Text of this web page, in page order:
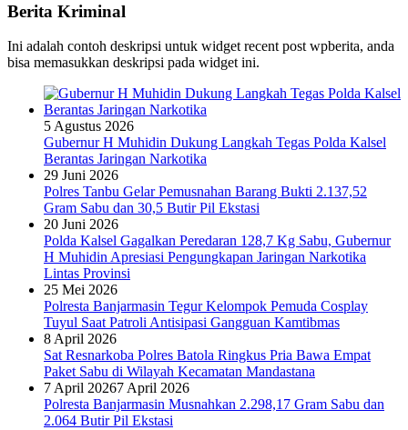
Berita Kriminal
Ini adalah contoh deskripsi untuk widget recent post wpberita, anda
bisa memasukkan deskripsi pada widget ini.
5 Agustus 2026
Gubernur H Muhidin Dukung Langkah Tegas Polda Kalsel
Berantas Jaringan Narkotika
29 Juni 2026
Polres Tanbu Gelar Pemusnahan Barang Bukti 2.137,52
Gram Sabu dan 30,5 Butir Pil Ekstasi
20 Juni 2026
Polda Kalsel Gagalkan Peredaran 128,7 Kg Sabu, Gubernur
H Muhidin Apresiasi Pengungkapan Jaringan Narkotika
Lintas Provinsi
25 Mei 2026
Polresta Banjarmasin Tegur Kelompok Pemuda Cosplay
Tuyul Saat Patroli Antisipasi Gangguan Kamtibmas
8 April 2026
Sat Resnarkoba Polres Batola Ringkus Pria Bawa Empat
Paket Sabu di Wilayah Kecamatan Mandastana
7 April 20267 April 2026
Polresta Banjarmasin Musnahkan 2.298,17 Gram Sabu dan
2.064 Butir Pil Ekstasi